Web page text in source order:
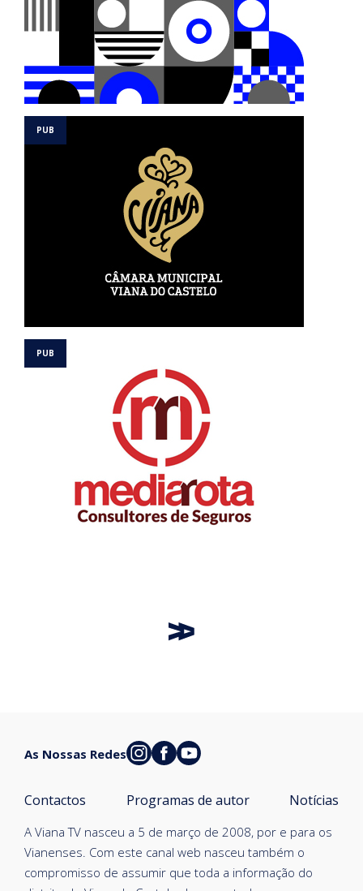
A Viana TV nasceu a 5 de março de 2008, por e para os
Vianenses. Com este canal web nasceu também o
compromisso de assumir que toda a informação do
Contactos Programas de autor Notícias
As Nossas Redes